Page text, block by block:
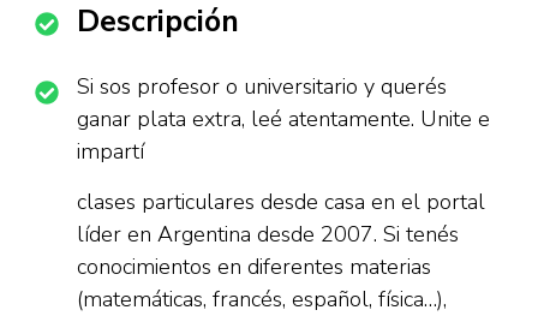
Descripción
Si sos profesor o universitario y querés
ganar plata extra, leé atentamente. Unite e
impartí
clases particulares desde casa en el portal
líder en Argentina desde 2007. Si tenés
conocimientos en diferentes materias
(matemáticas, francés, español, física…),